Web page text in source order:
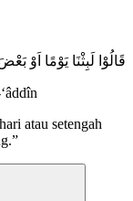
قَالُوْا لَبِثْنَا يَوْمًا اَوْ
atau setengah